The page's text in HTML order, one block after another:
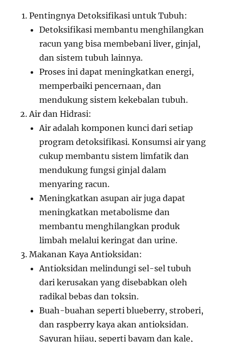
Pentingnya Detoksifikasi untuk Tubuh:
Detoksifikasi membantu menghilangkan
racun yang bisa membebani liver, ginjal,
dan sistem tubuh lainnya.
Proses ini dapat meningkatkan energi,
memperbaiki pencernaan, dan
mendukung sistem kekebalan tubuh.
Air dan Hidrasi:
Air adalah komponen kunci dari setiap
program detoksifikasi. Konsumsi air yang
cukup membantu sistem limfatik dan
mendukung fungsi ginjal dalam
menyaring racun.
Meningkatkan asupan air juga dapat
meningkatkan metabolisme dan
membantu menghilangkan produk
limbah melalui keringat dan urine.
Makanan Kaya Antioksidan:
Antioksidan melindungi sel-sel tubuh
dari kerusakan yang disebabkan oleh
radikal bebas dan toksin.
Buah-buahan seperti blueberry, stroberi,
dan raspberry kaya akan antioksidan.
Sayuran hijau, seperti bayam dan kale,